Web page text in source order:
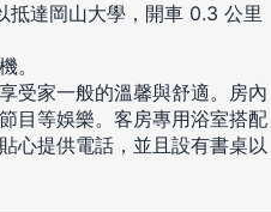
達岡山大學，開車 0.3 公里
。
受家一般的溫馨與舒適。房內
目等娛樂。客房專用浴室搭配
心提供電話，並且設有書桌以